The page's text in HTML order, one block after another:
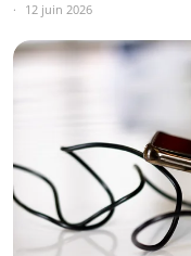
12 juin 2026